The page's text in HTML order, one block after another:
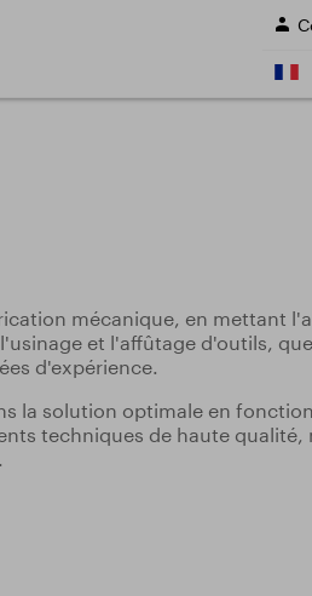
coupe desmécanique, en mettant
et l'affûtage d'outils,
d'expérience.
la solution optimale en
techniques de haute qualité,